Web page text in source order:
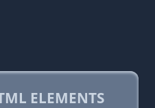
ELEMENTS